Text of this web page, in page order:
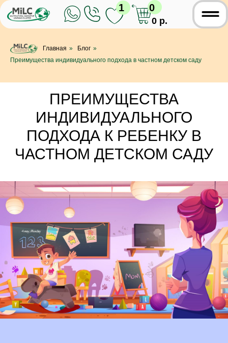
0 р.
1
Главная » Блог »
Преимущества индивидуального подхода в частном детском саду
ПРЕИМУЩЕСТВА
ИНДИВИДУАЛЬНОГО
ПОДХОДА К РЕБЕНКУ В
ЧАСТНОМ ДЕТСКОМ САДУ